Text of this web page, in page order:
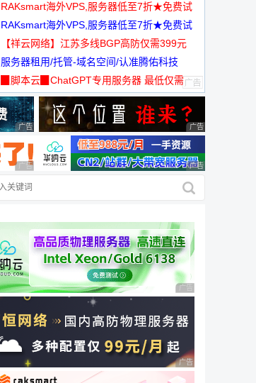
RAKsmart海外VPS,服务器低至7折★免费试
用★
RAKsmart海外VPS,服务器低至7折★免费试
用★
【祥云网络】江苏多线BGP高防仅需399元
服务器租用/托管-域名空间/认准腾佑科技
▉脚本云▉ChatGPT专用服务器 最低仅需
19元/月
广告 商业广告，理性选择 广告 商业广告，理
广告 商业广告，理性选择 广告 商业广告，理
广告 商业广告，理性
广告 商业广告，理性